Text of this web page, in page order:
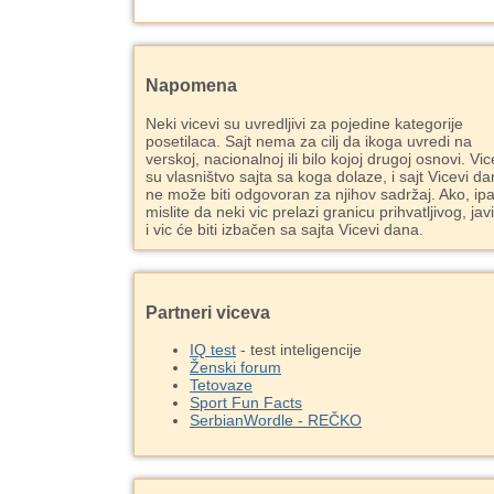
Napomena
Neki vicevi su uvredljivi za pojedine kategorije
posetilaca. Sajt nema za cilj da ikoga uvredi na
verskoj, nacionalnoj ili bilo kojoj drugoj osnovi.
su vlasništvo sajta sa koga dolaze, i sajt Vicevi
ne može biti odgovoran za njihov sadržaj. Ako,
mislite da neki vic prelazi granicu prihvatljivog,
i vic će biti izbačen sa sajta Vicevi dana.
Partneri viceva
IQ test - test inteligencije
Ženski forum
Tetovaze
Sport Fun Facts
SerbianWordle - REČKO